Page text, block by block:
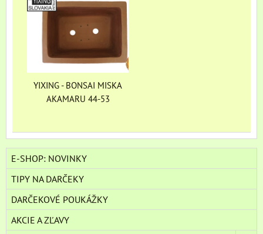
YIXING - BONSAI MISKA
AKAMARU 44-53
E-SHOP: NOVINKY
TIPY NA DARČEKY
DARČEKOVÉ POUKÁŽKY
AKCIE A ZĽAVY